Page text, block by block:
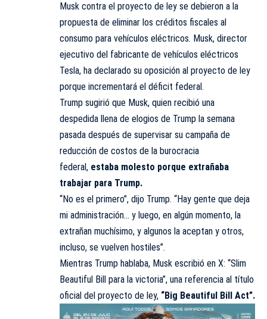
Musk contra el proyecto de ley se debieron a la
propuesta de eliminar los créditos fiscales al
consumo para vehículos eléctricos. Musk, director
ejecutivo del fabricante de vehículos eléctricos
Tesla, ha declarado su oposición al proyecto de ley
porque incrementará el déficit federal.
Trump sugirió que Musk, quien recibió una
despedida llena de elogios de Trump la semana
pasada después de supervisar su campaña de
reducción de costos de la burocracia
federal, estaba molesto porque extrañaba
trabajar para Trump.
“No es el primero”, dijo Trump. “Hay gente que deja
mi administración… y luego, en algún momento, la
extrañan muchísimo, y algunos la aceptan y otros,
incluso, se vuelven hostiles”.
Mientras Trump hablaba, Musk escribió en X: “Slim
Beautiful Bill para la victoria”, una referencia al título
oficial del proyecto de ley, “Big Beautiful Bill Act”.